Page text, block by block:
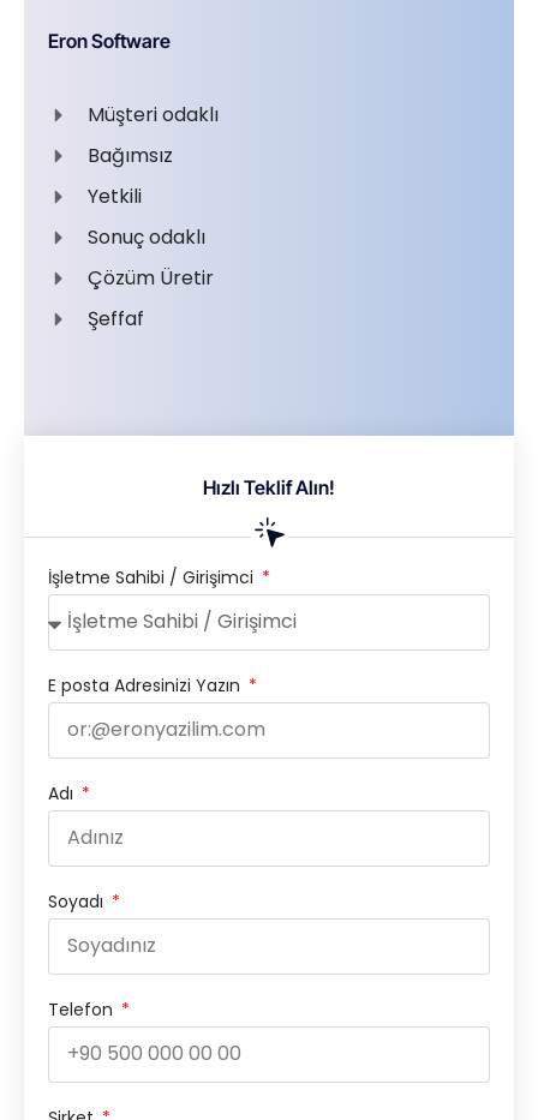
Eron Software
Müşteri odaklı
Bağımsız
Yetkili
Sonuç odaklı
Çözüm Üretir
Şeffaf
Hızlı Teklif Alın!
İşletme Sahibi / Girişimci
E posta Adresinizi Yazın
Adı
Soyadı
Telefon